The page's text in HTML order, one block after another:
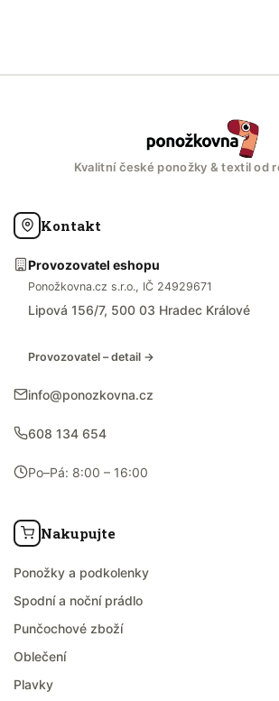
Kvalitní české ponožky & textil od
Kontakt
Provozovatel eshopu
Ponožkovna.cz s.r.o., IČ 24929671
Lipová 156/7, 500 03 Hradec Králové
Provozovatel – detail →
info@ponozkovna.cz
608 134 654
Po–Pá: 8:00 – 16:00
Nakupujte
Ponožky a podkolenky
Spodní a noční prádlo
Punčochové zboží
Oblečení
Plavky